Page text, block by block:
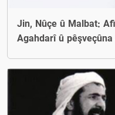
Jin, Nûçe û Malbat:
Agahdarî û